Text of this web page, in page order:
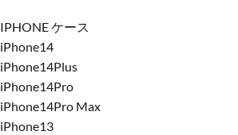
IPHONE ケース
iPhone14
iPhone14Plus
iPhone14Pro
iPhone14Pro Max
iPhone13